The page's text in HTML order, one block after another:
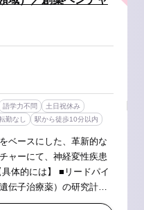
語学力不問
土日祝休み
勤なし 駅から徒歩10分以内
ベースにした、革新的な
ャーにて、神経変性疾患
伝子治療薬）の研究計画
能性探索、作用機序解